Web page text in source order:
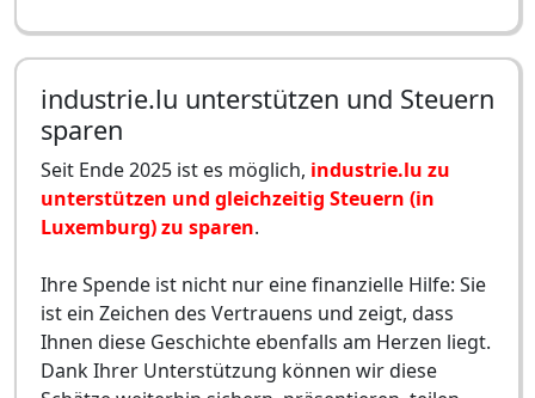
industrie.lu unterstützen und Steuern
sparen
Seit Ende 2025 ist es möglich, industrie.lu zu
unterstützen und gleichzeitig Steuern (in
Luxemburg) zu sparen.
Ihre Spende ist nicht nur eine finanzielle Hilfe: Sie
ist ein Zeichen des Vertrauens und zeigt, dass
Ihnen diese Geschichte ebenfalls am Herzen liegt.
Dank Ihrer Unterstützung können wir diese